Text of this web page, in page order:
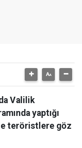
Valilik
yaptığı
teröristlere göz